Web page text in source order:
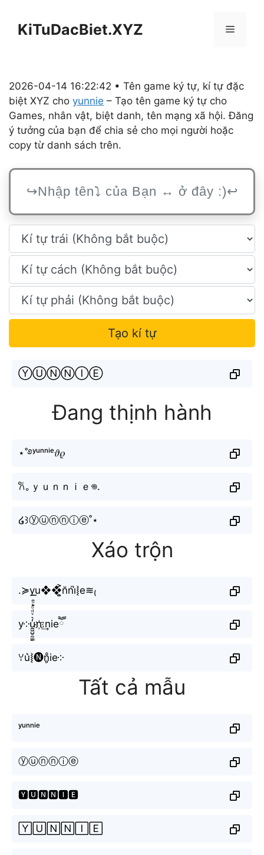
KiTuDacBiet.XYZ Menu
2026-04-14 16:22:42 • Tên game ký tự, kí tự đặc
biệt XYZ cho yunnie – Tạo tên game ký tự cho
Games, nhân vật, biệt danh, tên mạng xã hội. Đăng
ý tưởng của bạn để chia sẻ cho mọi người hoặc
copy từ danh sách trên.
Tạo kí tự
ⓎⓊⓃⓃⒾⒺ
Đang thịnh hành
⋆˚࿔ʸᵘⁿⁿⁱᵉ𝜗𝜚
𐙚｡ｙｕｎｎｉｅ𖦹.
໒꒱ⓨⓤⓝⓝⓘⓔ˚⋆
Xáo trộn
.≽y͟͟u❖❖͎͍͐n̆ńi͛⦚e≋₍
y༶u̼͖̺̠̰͇̙̓͛ͮͩͦ̎ͦ̑ͅn҉:͢nieཽ
ꌩu͛⦚🅝n̥ͦie༶
Tất cả mẫu
ʸᵘⁿⁿⁱᵉ
ⓨⓤⓝⓝⓘⓔ
🆈🆄🅽🅽🅸🅴
🅈🅄🄽🄽🄸🄴